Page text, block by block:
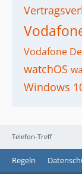
Telefon-Treff
Vodafone
watchOS
Windows
Regeln